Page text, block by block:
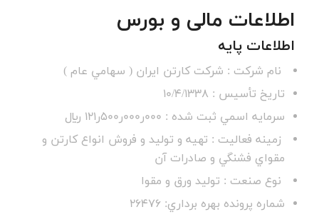
اطلاعات مالی و بورس
اطلاعات پايه
نام شركت : شركت كارتن ايران ( سهامي عام )
تاريخ تأسيس : 10/4/1338
سرمايه اسمي ثبت شده : 000ر000ر500ر121 ريال
زمينه فعاليت : تهيه و توليد و فروش انواع كارتن و
مقواي فشنگي و صادرات آن
نوع صنعت : توليد ورق و مقوا
شماره پرونده بهره برداري: 26476